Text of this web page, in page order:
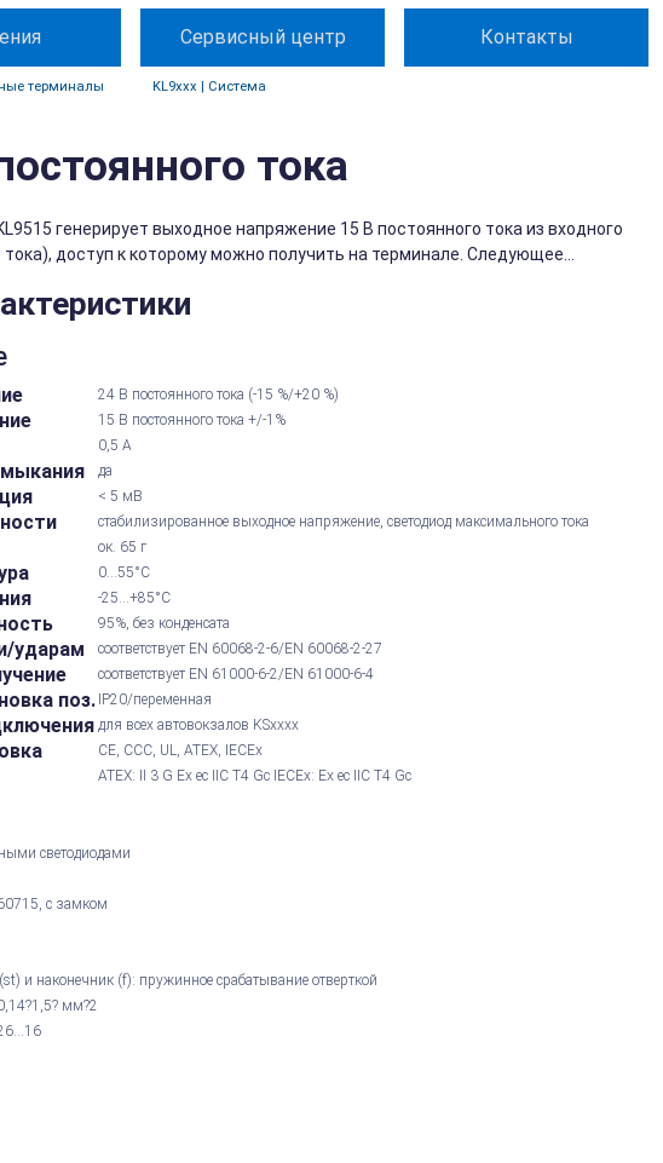
Сервисный центр Контакты
терминалы
KL9xxx | Система
тока
генерирует выходное напряжение 15 В постоянного тока из входного
доступ к которому можно получить на терминале. Следующее...
24 В постоянного тока (-15 %/+20 %)
15 В постоянного тока +/-1%
0,5 А
да
< 5 мВ
стабилизированное выходное напряжение, светодиод максимального тока
ок. 65 г
0...55°С
-25...+85°С
95%, без конденсата
ударам соответствует EN 60068-2-6/EN 60068-2-27
соответствует EN 61000-6-2/EN 61000-6-4
поз. IP20/переменная
для всех автовокзалов KSxxxx
CE, CCC, UL, ATEX, IECEx
ATEX: II 3 G Ex ec IIC T4 Gc IECEx: Ex ec IIC T4 Gc
светодиодами
с замком
и наконечник (f): пружинное срабатывание отверткой
мм?2